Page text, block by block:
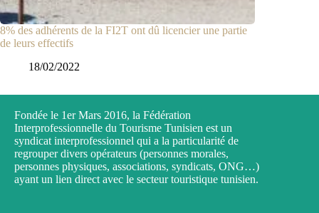
8% des adhérents de la FI2T ont dû licencier une partie
de leurs effectifs
18/02/2022
Fondée le 1er Mars 2016, la Fédération
Interprofessionnelle du Tourisme Tunisien est un
syndicat interprofessionnel qui a la particularité de
regrouper divers opérateurs (personnes morales,
personnes physiques, associations, syndicats, ONG…)
ayant un lien direct avec le secteur touristique tunisien.